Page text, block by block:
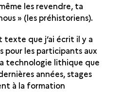
les revendre, ta
» (les préhistoriens).
texte que j’ai écrit il y a
pour les participants aux
technologie lithique que
années, stages
à la formation